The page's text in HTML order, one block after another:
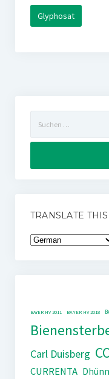
Glyphosat
nach:
TRANSLATE
BAYER HV 2011 BAYER HV 2018
Carl Duisberg
CURRENTA